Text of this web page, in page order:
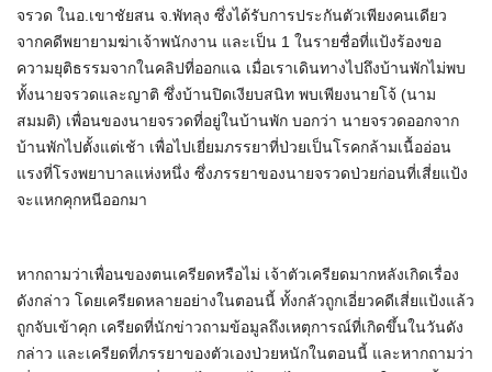
จรวด ในอ.เขาชัยสน จ.พัทลุง ซึ่งได้รับการประกันตัวเพียงคนเดียว
จากคดีพยายามฆ่าเจ้าพนักงาน และเป็น 1 ในรายชื่อที่แป้งร้องขอ
ความยุติธรรมจากในคลิปที่ออกแฉ เมื่อเราเดินทางไปถึงบ้านพักไม่พบ
ทั้งนายจรวดและญาติ ซึ่งบ้านปิดเงียบสนิท พบเพียงนายโจ้ (นาม
สมมติ) เพื่อนของนายจรวดที่อยู่ในบ้านพัก บอกว่า นายจรวดออกจาก
บ้านพักไปตั้งแต่เช้า เพื่อไปเยี่ยมภรรยาที่ป่วยเป็นโรคกล้ามเนื้ออ่อน
แรงที่โรงพยาบาลแห่งหนึ่ง ซึ่งภรรยาของนายจรวดป่วยก่อนที่เสี่ยแป้ง
จะแหกคุกหนีออกมา
หากถามว่าเพื่อนของตนเครียดหรือไม่ เจ้าตัวเครียดมากหลังเกิดเรื่อง
ดังกล่าว โดยเครียดหลายอย่างในตอนนี้ ทั้งกลัวถูกเอี่ยวคดีเสี่ยแป้งแล้ว
ถูกจับเข้าคุก เครียดที่นักข่าวถามข้อมูลถึงเหตุการณ์ที่เกิดขึ้นในวันดัง
กล่าว และเครียดที่ภรรยาของตัวเองป่วยหนักในตอนนี้ และหากถามว่า